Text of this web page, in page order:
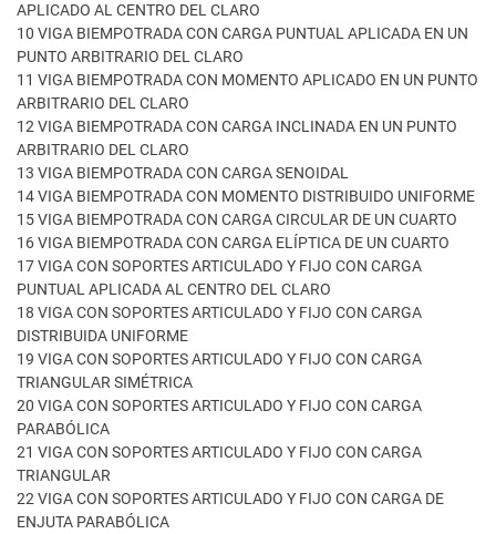
APLICADO AL CENTRO DEL CLARO
10 VIGA BIEMPOTRADA CON CARGA PUNTUAL APLICADA EN UN
PUNTO ARBITRARIO DEL CLARO
11 VIGA BIEMPOTRADA CON MOMENTO APLICADO EN UN PUNTO
ARBITRARIO DEL CLARO
12 VIGA BIEMPOTRADA CON CARGA INCLINADA EN UN PUNTO
ARBITRARIO DEL CLARO
13 VIGA BIEMPOTRADA CON CARGA SENOIDAL
14 VIGA BIEMPOTRADA CON MOMENTO DISTRIBUIDO UNIFORME
15 VIGA BIEMPOTRADA CON CARGA CIRCULAR DE UN CUARTO
16 VIGA BIEMPOTRADA CON CARGA ELÍPTICA DE UN CUARTO
17 VIGA CON SOPORTES ARTICULADO Y FIJO CON CARGA
PUNTUAL APLICADA AL CENTRO DEL CLARO
18 VIGA CON SOPORTES ARTICULADO Y FIJO CON CARGA
DISTRIBUIDA UNIFORME
19 VIGA CON SOPORTES ARTICULADO Y FIJO CON CARGA
TRIANGULAR SIMÉTRICA
20 VIGA CON SOPORTES ARTICULADO Y FIJO CON CARGA
PARABÓLICA
21 VIGA CON SOPORTES ARTICULADO Y FIJO CON CARGA
TRIANGULAR
22 VIGA CON SOPORTES ARTICULADO Y FIJO CON CARGA DE
ENJUTA PARABÓLICA